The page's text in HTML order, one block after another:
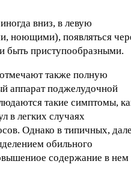
вниз, в левую
ноющими), появляться
быть приступообразными.
также полную
аппарат поджелудочной
такие симптомы,
в легких случаях
Однако в типичных,
обильного
содержание в нем